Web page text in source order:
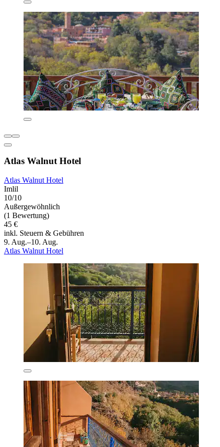
Atlas Walnut Hotel
Atlas Walnut Hotel
Imlil
10/10
Außergewöhnlich
(1 Bewertung)
45 €
inkl. Steuern & Gebühren
9. Aug.–10. Aug.
Atlas Walnut Hotel